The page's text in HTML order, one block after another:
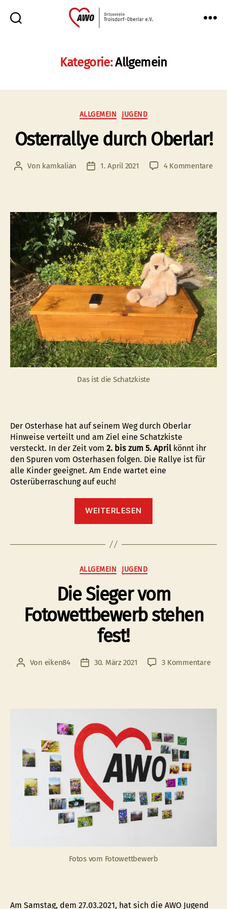
e.V.
Kategorie:Allgemein
Kategorien
ALLGEMEIN JUGEND
Osterrallye durch Oberlar!
Beitragsautor
Von kamkalian Veröffentlichungsdatum
1. April 2021 4 Kommentarezu
Das ist die Schatzkiste
Der Osterhase hat auf seinem Weg durch Oberlar
Hinweise verteilt und am Ziel eine Schatzkiste
versteckt. In der Zeit vom 2. bis zum 5. April könnt ihr
den Spuren vom Osterhasen folgen. Die Rallye ist für
alle Kinder geeignet. Am Ende wartet eine
Osterüberraschung auf euch!
WEITERLESEN
Kategorien
ALLGEMEIN JUGEND
Die Sieger vom
Fotowettbewerb stehen
fest!
Beitragsautor
Von eiken84 Veröffentlichungsdatum
30. März 2021 3 Kommentarezu
Fotos vom Fotowettbewerb
Am Samstag, dem 27.03.2021, hat sich die AWO Jugend